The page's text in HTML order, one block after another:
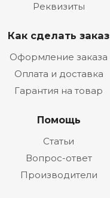
Реквизиты
Как сделать заказ
Оформление заказа
Оплата и доставка
Гарантия на товар
Помощь
Статьи
Вопрос-ответ
Производители